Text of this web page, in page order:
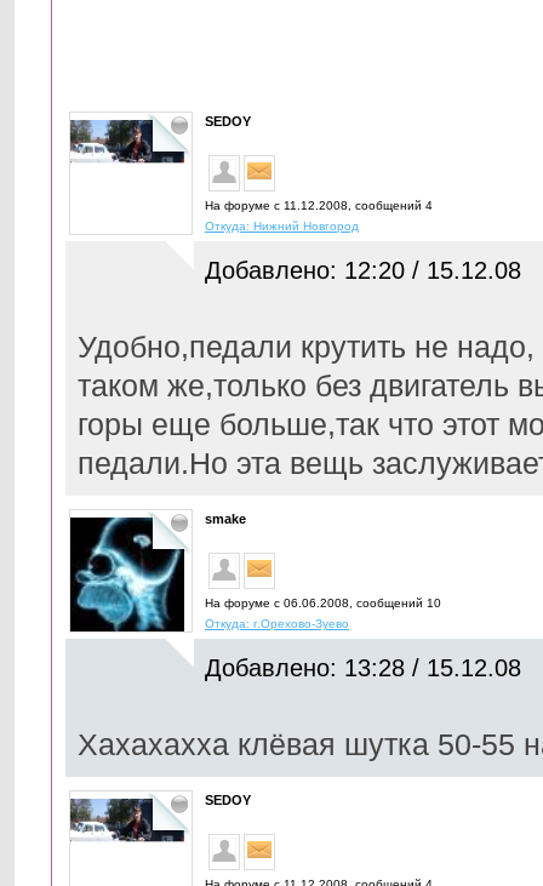
SEDOY
На форуме с 11.12.2008, cообщений 4
Откуда: Нижний Новгород
Добавлено: 12:20 / 15.12.08
Удобно,педали крутить не
таком же,только без двигатель
горы еще больше,так что этот
педали.Но эта вещь
smake
На форуме с 06.06.2008, cообщений 10
Откуда: г.Орехово-Зуево
Добавлено: 13:28 / 15.12.08
Хахахахха клёвая шутка 50-55
SEDOY